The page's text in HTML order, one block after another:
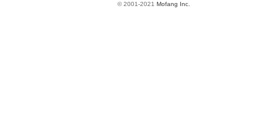
© 2001-2021 Mofang Inc.